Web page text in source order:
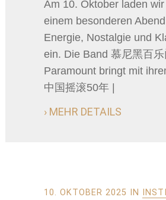
Am 10. Oktober laden
einem besonderen Abend
Energie, Nostalgie und
ein. Die Band 慕尼黑百
Paramount bringt mit
中国摇滚50年 |
› MEHR DETAILS
10. OKTOBER 2025 IN